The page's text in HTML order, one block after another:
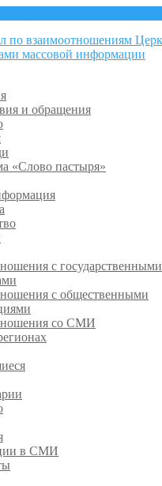
и обращения
«Слово пастыря»
с государственными
с общественными
со СМИ
в СМИ